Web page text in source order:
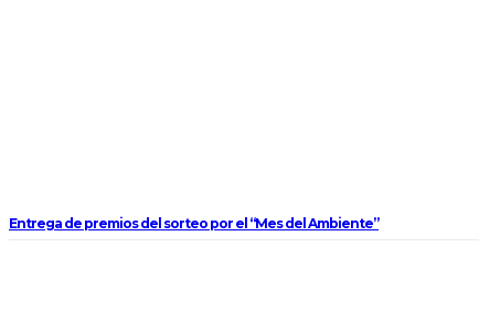
Entrega de premios del sorteo por el “Mes del Ambiente”